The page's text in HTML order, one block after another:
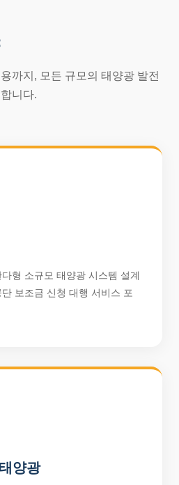
까지, 모든 규모의 태양광 발전
니다.
형 소규모 태양광 시스템 설계
보조금 신청 대행 서비스 포
양광